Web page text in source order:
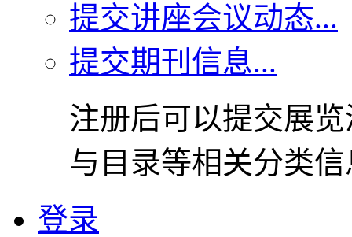
提交讲座会议动态...
提交期刊信息...
注册后可以提交展
与目录等相关分类
登录